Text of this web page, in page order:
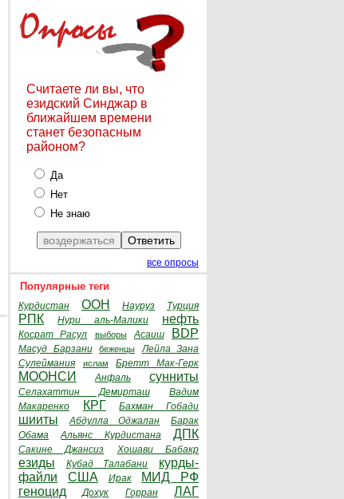
Считаете ли вы, что
езидский Синджар в
ближайшем времени
станет безопасным
районом?
Да
Нет
Не знаю
все опросы
Популярные теги
Курдистан ООН Науруз Турция
РПК Нури аль-Малики нефть
Косрат Расул выборы Асаиш BDP
Масуд Барзани беженцы
Лейла Зана
Сулеймания
ислам Бретт Мак-Герк
МООНСИ Анфаль сунниты
Селахаттин Демирташ
Вадим
Макаренко
КРГ Бахман Гобади
шииты Абдулла Оджалан
Барак
Обама
Альянс Курдистана ДПК
Сакине Джансиз Хошави Бабакр
езиды Кубад Талабани
курды-
файли
США Ирак
МИД РФ
геноцид
Дохук Горран ЛАГ